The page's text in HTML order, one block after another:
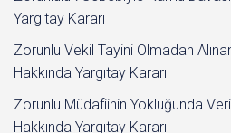
Yargıtay Kararı
Zorunlu Vekil Tayini Olmadan
Hakkında Yargıtay Kararı
Zorunlu Müdafiinin Yokluğunda
Hakkında Yargıtay Kararı